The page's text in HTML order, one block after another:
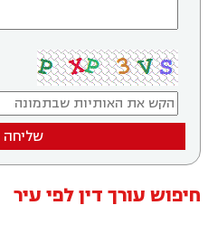
שליחה
חיפוש עורך דין לפי עיר